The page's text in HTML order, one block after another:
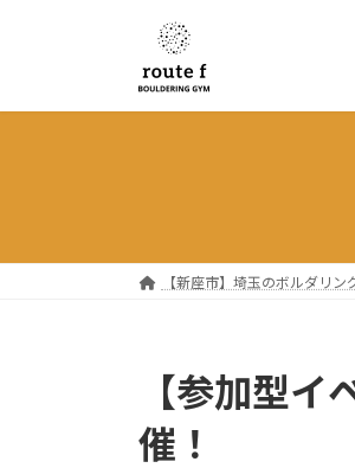
プ
動
【新座市】埼玉のボルダリ
【参加型
催！